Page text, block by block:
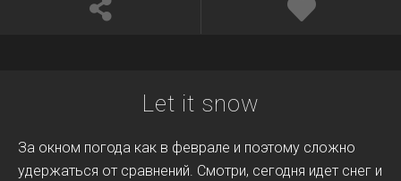
Let it snow
За окном погода как в феврале и поэтому сложно
удержаться от сравнений. Смотри, сегодня идет снег и